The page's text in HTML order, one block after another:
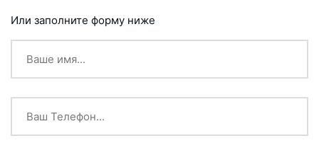
Или заполните форму ниже